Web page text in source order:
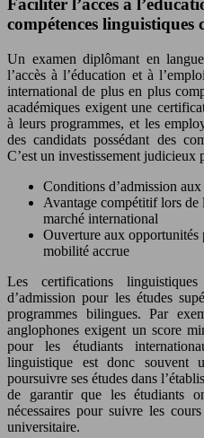
Faciliter l’accès à
compétences linguistiques
Un examen diplômant en
l’accès à l’éducation et à
international de plus en plus
académiques exigent une
à leurs programmes, et les
des candidats possédant des
C’est un investissement judicieux
Conditions d’admission aux
Avantage compétitif lors de
marché international
Ouverture aux opportunités
mobilité accrue
Les certifications
d’admission pour les études
programmes bilingues. Par
anglophones exigent un score
pour les étudiants
linguistique est donc souvent
poursuivre ses études dans
de garantir que les étudiants
nécessaires pour suivre les
universitaire.